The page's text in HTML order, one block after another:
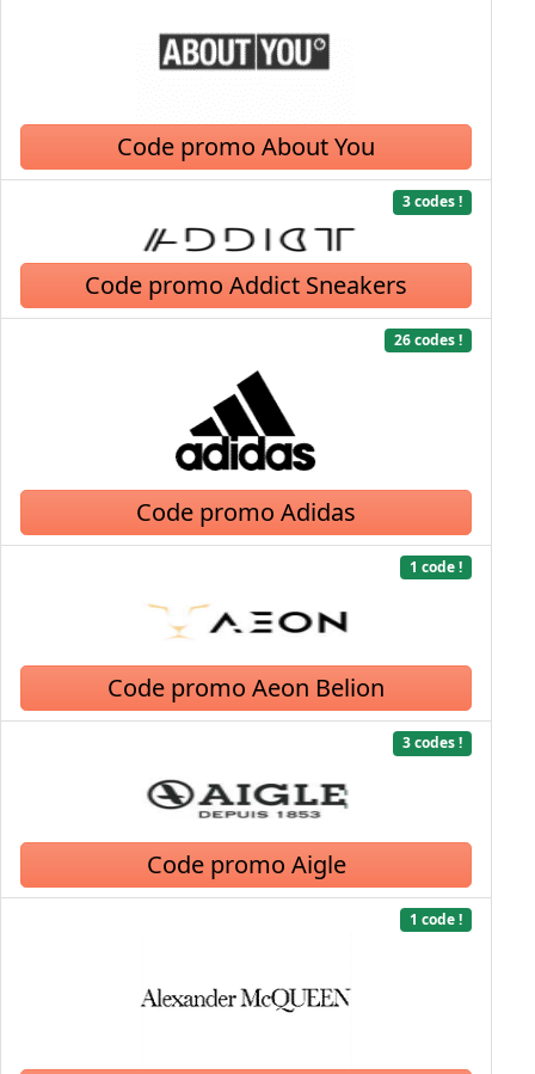
Code promo About You
3 codes !
Code promo Addict Sneakers
26 codes !
Code promo Adidas
1 code !
Code promo Aeon Belion
3 codes !
Code promo Aigle
1 code !